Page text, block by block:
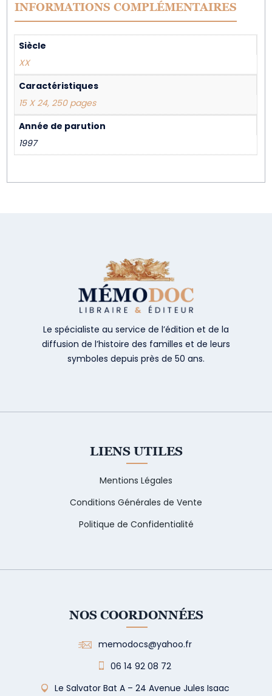
INFORMATIONS COMPLÉMENTAIRES
Siècle
XX
Caractéristiques
15 X 24, 250 pages
Année de parution
1997
Le spécialiste au service de l’édition et de la
diffusion de l’histoire des familles et de leurs
symboles depuis près de 50 ans.
LIENS UTILES
Mentions Légales
Conditions Générales de Vente
Politique de Confidentialité
NOS COORDONNÉES
memodocs@yahoo.fr
06 14 92 08 72
Le Salvator Bat A – 24 Avenue Jules Isaac